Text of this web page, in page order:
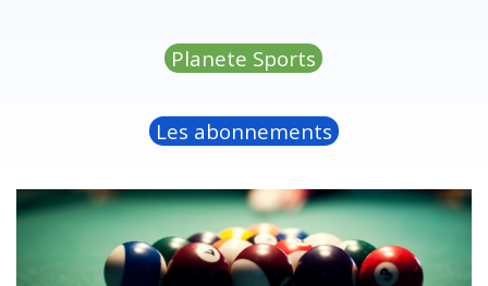
Planete Sports
Les abonnements